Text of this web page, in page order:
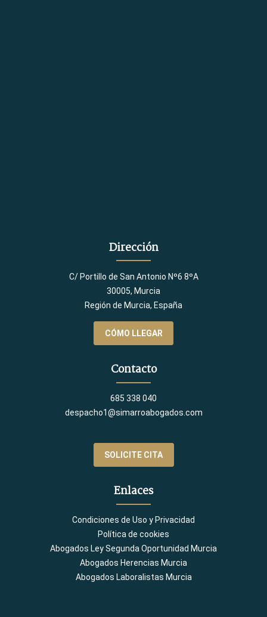
Dirección
C/ Portillo de San Antonio Nº6 8ºA
30005, Murcia
Región de Murcia, España
CÓMO LLEGAR
Contacto
685 338 040
despacho1@simarroabogados.com
SOLICITE CITA
Enlaces
Condiciones de Uso y Privacidad
Política de cookies
Abogados Ley Segunda Oportunidad Murcia
Abogados Herencias Murcia
Abogados Laboralistas Murcia